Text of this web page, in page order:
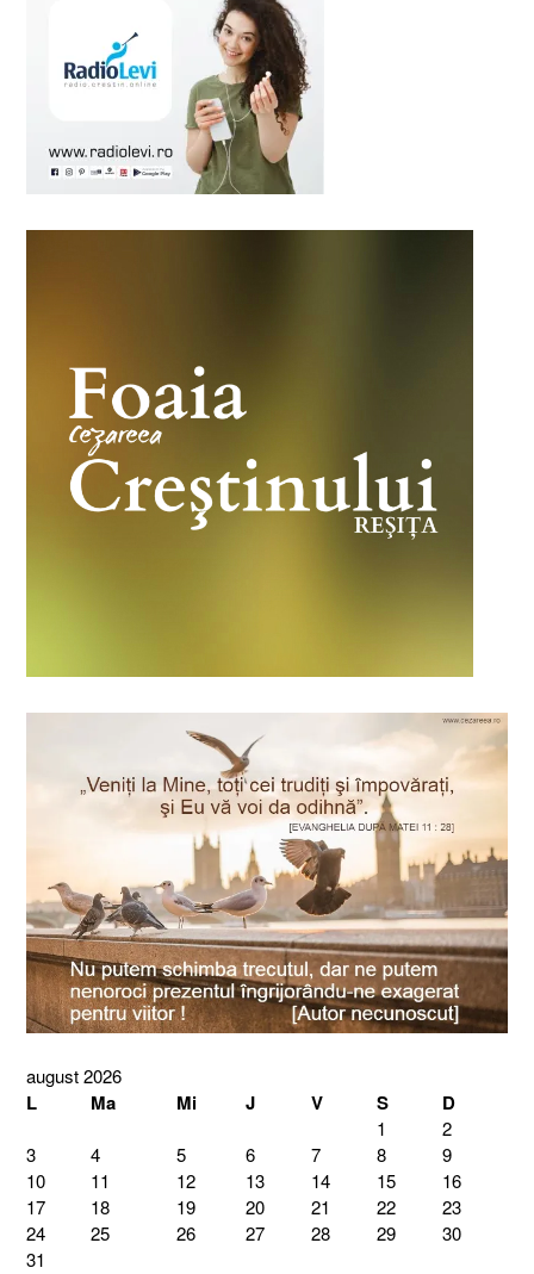
august 2026
L Ma Mi J V S D
1
2
3
4 5 6 7 8
9
10
11 12 13 14 15
16
17
18 19 20 21 22
23
24
25 26 27 28 29
30
31